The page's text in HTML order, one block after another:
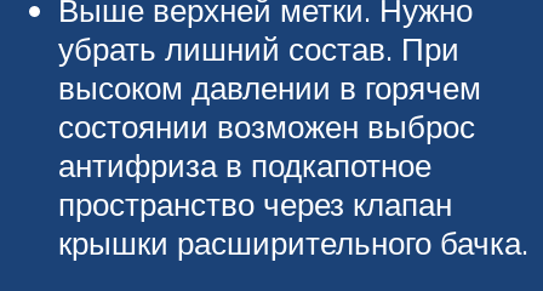
Выше верхней метки. Нужно
убрать лишний состав. При
высоком давлении в горячем
состоянии возможен выброс
антифриза в подкапотное
пространство через клапан
крышки расширительного бачка.